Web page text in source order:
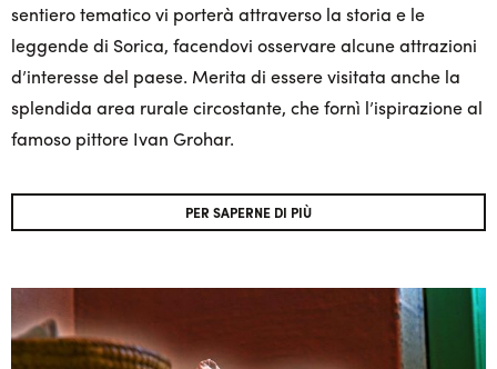
sentiero tematico vi porterà attraverso la storia e le
leggende di Sorica, facendovi osservare alcune attrazioni
d’interesse del paese. Merita di essere visitata anche la
splendida area rurale circostante, che fornì l’ispirazione al
famoso pittore Ivan Grohar.
PER SAPERNE DI PIÙ